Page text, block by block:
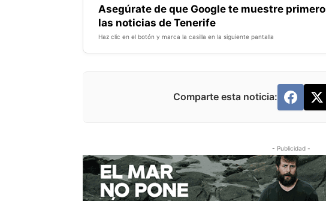
Asegúrate de que Google te muestre primero
las noticias de Tenerife
Haz clic en el botón y marca la casilla en la siguiente pantalla
Comparte esta noticia:
- Publicidad -